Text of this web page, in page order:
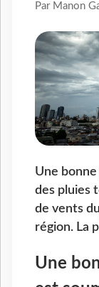
Par Manon
Une bonne
des pluies
de vents
région. La
Une